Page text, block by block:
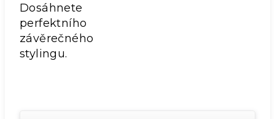
Dosáhnete
perfektního
závěrečného
stylingu.